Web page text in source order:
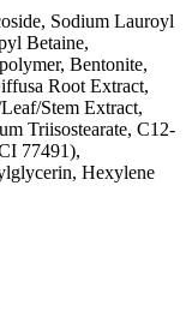
Sodium Lauroyl
Betaine,
Bentonite,
Root Extract,
Stem Extract,
Triisostearate, C12-
77491),
Hexylene